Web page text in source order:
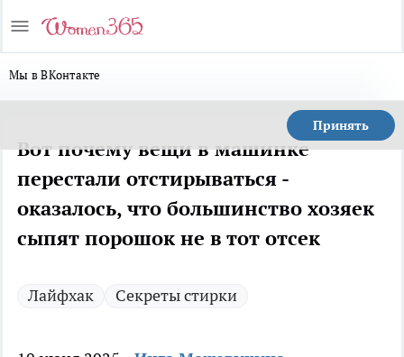
Мы в ВКонтакте
Принять
Вот почему вещи в машинке
перестали отстирываться -
оказалось, что большинство хозяек
сыпят порошок не в тот отсек
Лайфхак Секреты стирки